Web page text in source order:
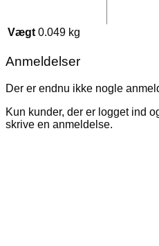
Vægt 0.049 kg
Anmeldelser
Der er endnu ikke nogle
Kun kunder, der er logget ind
skrive en anmeldelse.